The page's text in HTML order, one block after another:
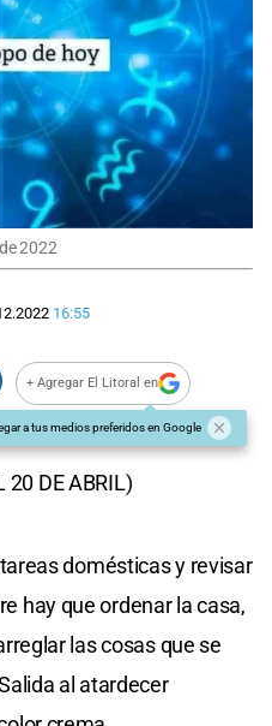
2022
16:55
+ Agregar El Litoral en
a tus medios preferidos en Google
20 DE ABRIL)
domésticas y revisar
hay que ordenar la casa,
las cosas que se
al atardecer